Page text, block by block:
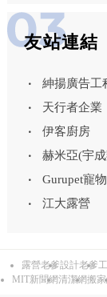
友站連結
紳揚廣告工
天行者企業
伊客廚房
赫米亞(宇
Gurupet寵
江大露營
露營老爹設計老爹
MIT新聞網清潔網搬